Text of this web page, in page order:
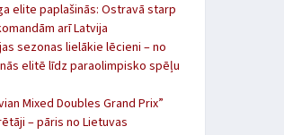
elite paplašinās: Ostravā starp
arī Latvija
sezonas lielākie lēcieni – no
elitē līdz paraolimpisko spēļu
Mixed Doubles Grand Prix”
– pāris no Lietuvas